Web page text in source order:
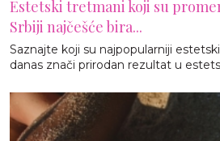
Estetski tretmani koji su
Srbiji najčešće bira...
Saznajte koji su najpopularniji
danas znači prirodan rezultat u